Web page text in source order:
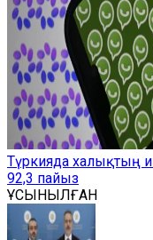
Түркияда халықтың
92,3 пайыз
ҰСЫНЫЛҒАН